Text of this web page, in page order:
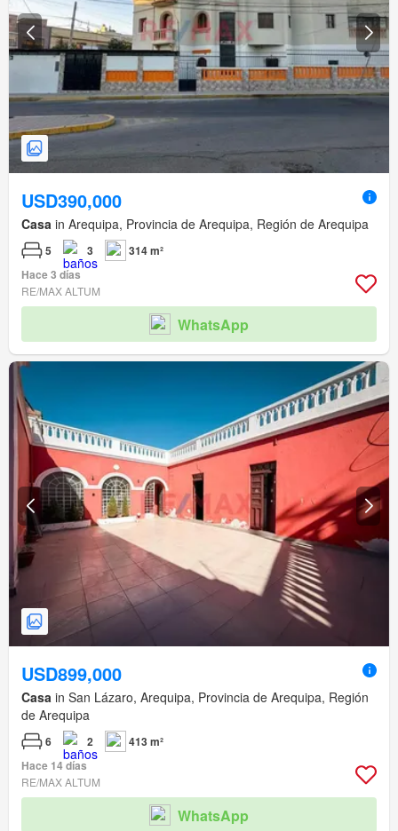
USD390,000
Casa in Arequipa, Provincia de Arequipa, Región de Arequipa
5 3
314 m²
Hace 3 días
RE/MAX ALTUM
WhatsApp
USD899,000
Casa in San Lázaro, Arequipa, Provincia de Arequipa, Región
de Arequipa
6 2
413 m²
Hace 14 días
RE/MAX ALTUM
WhatsApp